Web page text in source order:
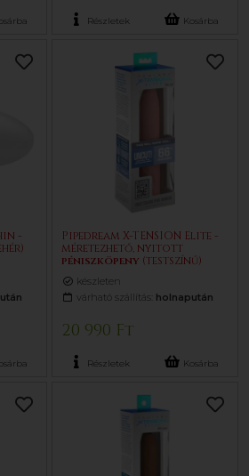
Részletek Kosárba
-
Pipedream X-TENSION Elite -
méretezhető, nyitott
péniszköpeny (testszínű)
készleten
várható szállítás: holnapután
20 990 Ft
Részletek Kosárba